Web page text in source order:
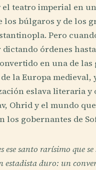
teatro imperial en
los búlgaros y de los
Pero
dictando órdenes
en una de las
la Europa medieval,
eslava literaria y
Ohrid y el mundo
los gobernantes de
ese santo rarísimo que
estadista duro: un